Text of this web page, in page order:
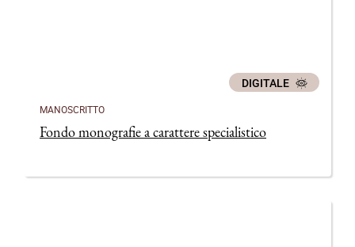
DIGITALE
MANOSCRITTO
Fondo monografie a carattere specialistico